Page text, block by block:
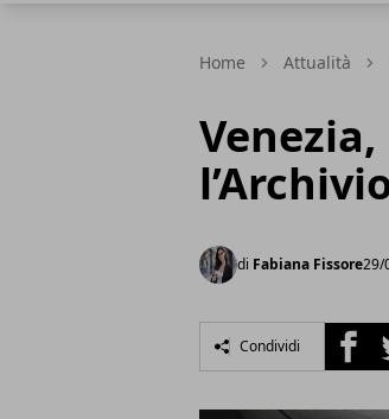
Home Attualità
di Fabiana Fissore29/
Condividi